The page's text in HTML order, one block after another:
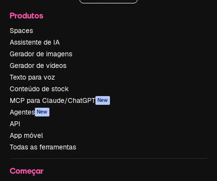
Produtos
Spaces
Assistente de IA
Gerador de imagens
Gerador de vídeos
Texto para voz
Conteúdo de stock
MCP para Claude/ChatGPT New
Agentes New
API
App móvel
Todas as ferramentas
Começar